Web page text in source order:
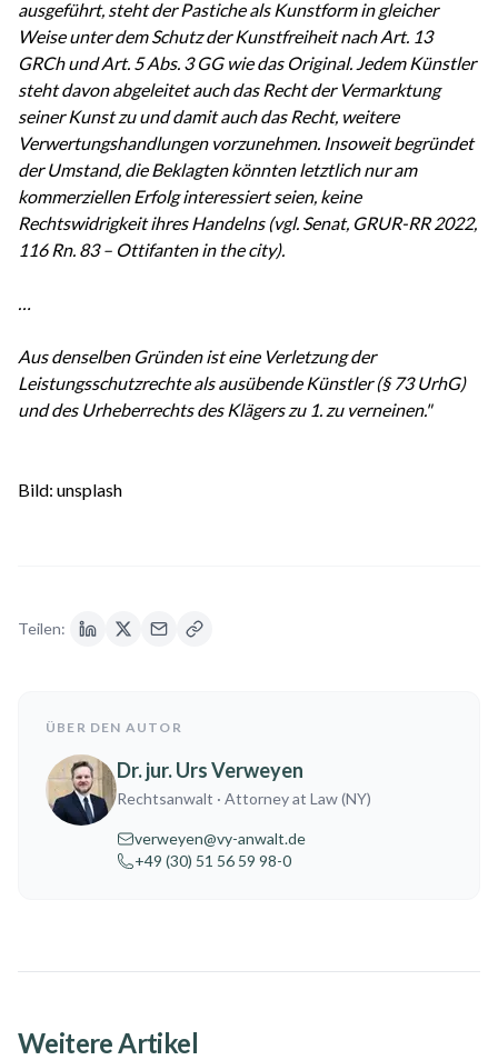
ausgeführt, steht der Pastiche als Kunstform in gleicher
Weise unter dem Schutz der Kunstfreiheit nach Art. 13
GRCh und Art. 5 Abs. 3 GG wie das Original. Jedem Künstler
steht davon abgeleitet auch das Recht der Vermarktung
seiner Kunst zu und damit auch das Recht, weitere
Verwertungshandlungen vorzunehmen. Insoweit begründet
der Umstand, die Beklagten könnten letztlich nur am
kommerziellen Erfolg interessiert seien, keine
Rechtswidrigkeit ihres Handelns (vgl. Senat, GRUR-RR 2022,
116 Rn. 83 – Ottifanten in the city).
…
Aus denselben Gründen ist eine Verletzung der
Leistungsschutzrechte als ausübende Künstler (§ 73 UrhG)
und des Urheberrechts des Klägers zu 1. zu verneinen."
Bild: unsplash
Teilen:
ÜBER DEN AUTOR
Dr. jur. Urs Verweyen
Rechtsanwalt · Attorney at Law (NY)
verweyen@vy-anwalt.de
+49 (30) 51 56 59 98-0
Weitere Artikel